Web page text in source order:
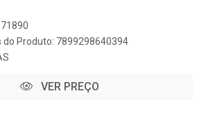
do Produto: 7899298640394
VER PREÇO